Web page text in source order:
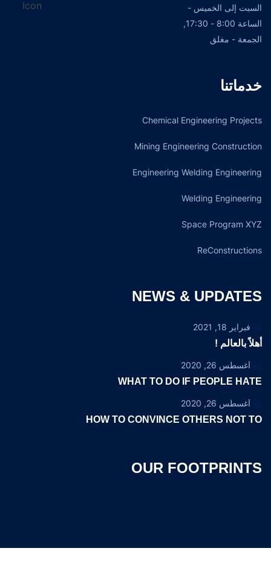
السبت إلى الخميس -
الساعة 8:00 - 17:30,
الجمعة - مغلق
خدماتنا
Chemical Engineering Projects
Mining Engineering Construction
Engineering Welding Engineering
Welding Engineering
Space Program XYZ
ReConstructions
NEWS & UPDATES
فبراير 18, 2021
أهلاً بالعالم !
أغسطس 26, 2020
WHAT TO DO IF PEOPLE HATE
أغسطس 26, 2020
HOW TO CONVINCE OTHERS NOT TO
OUR FOOTPRINTS